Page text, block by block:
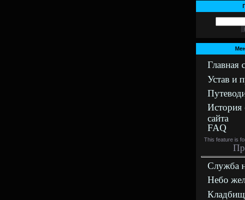
Главная
Устав и
История
сайта
FAQ
This feature is
Служба
Небо